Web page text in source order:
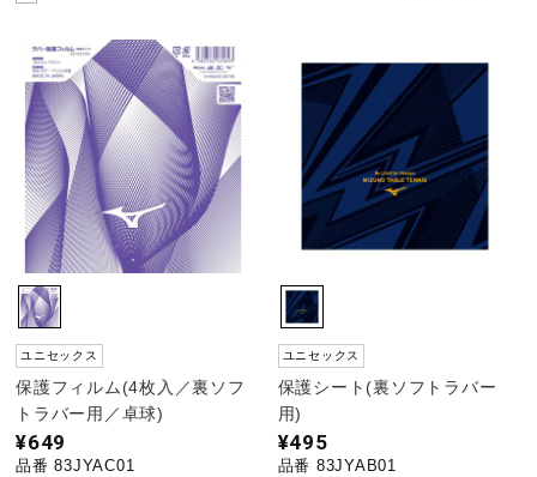
トレーニング
野球
スイム
バレーボール
ユニセックス
保護フィルム(4枚入／裏ソフ
トラバー用／卓球)
¥649
品番 83JYAC01
ユニセックス
保護シート(裏ソフトラバー
用)
¥495
品番 83JYAB01